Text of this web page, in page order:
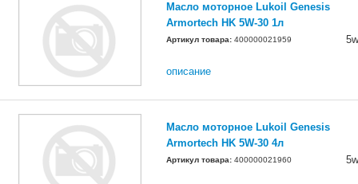
Масло моторное Lukoil Genesis
Armortech HK 5W-30 1л
Артикул товара: 400000021959
описание
Масло моторное Lukoil Genesis
Armortech HK 5W-30 4л
Артикул товара: 400000021960